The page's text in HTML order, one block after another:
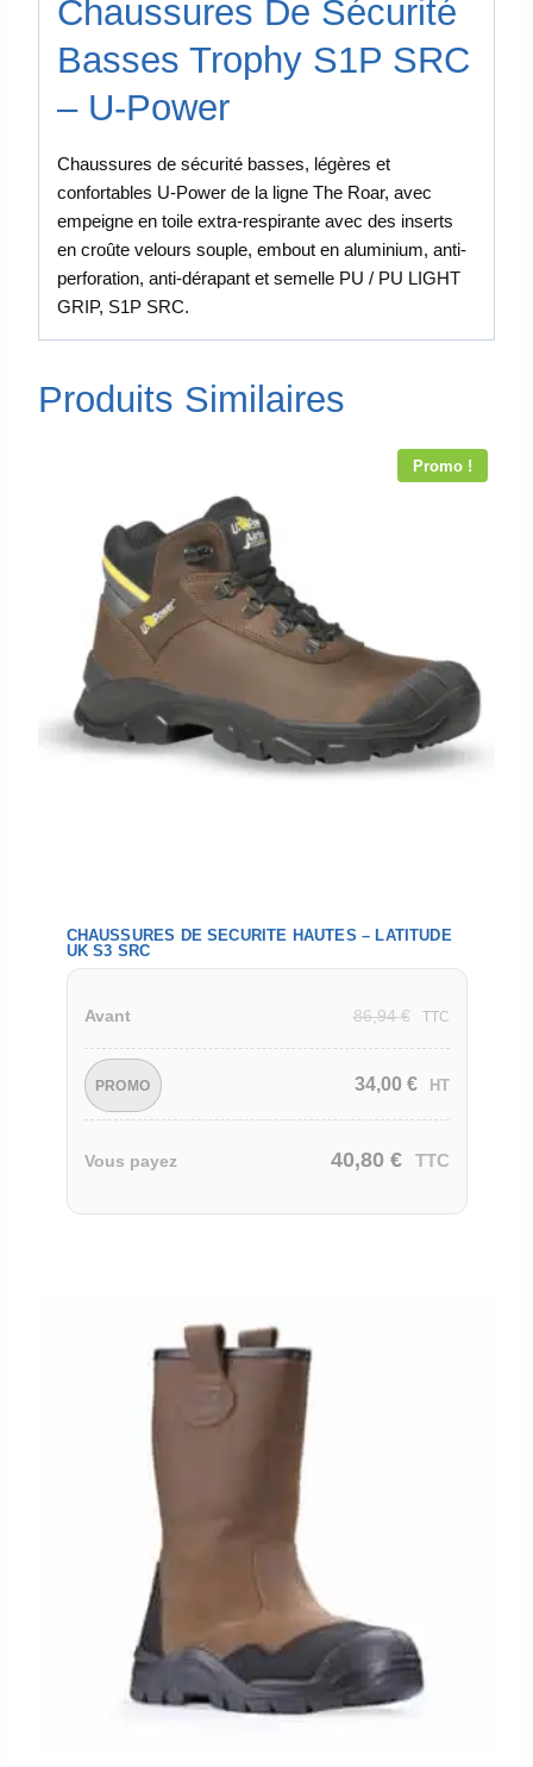
Chaussures De Sécurité
Basses Trophy S1P SRC
– U-Power
Chaussures de sécurité basses, légères et
confortables U-Power de la ligne The Roar, avec
empeigne en toile extra-respirante avec des inserts
en croûte velours souple, embout en aluminium, anti-
perforation, anti-dérapant et semelle PU / PU LIGHT
GRIP, S1P SRC.
Produits Similaires
Promo !
CHAUSSURES DE SECURITE HAUTES – LATITUDE
UK S3 SRC
Avant 86,94€ TTC
PROMO 34,00 € HT
Vous payez 40,80 € TTC